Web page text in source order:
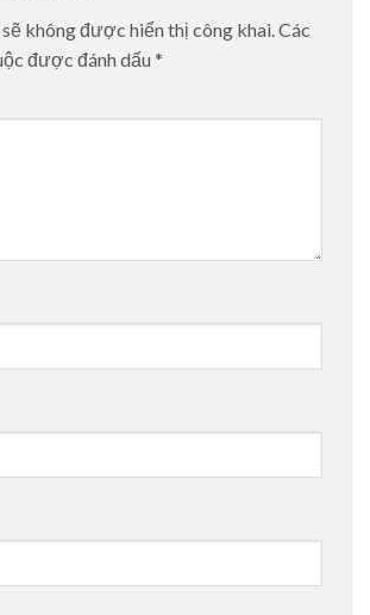
không được hiển thị công khai.Các
được đánh dấu *